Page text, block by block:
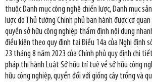
thuộc Danh mục công nghệ chiến lược, Danh mục
lược do Thủ tướng Chính phủ ban hành được cơ
quyền sở hữu công nghiệp thẩm định nội dung
điều kiện theo quy định tại Điều 14a của Nghị định
23 tháng 8 năm 2023 của Chính phủ quy định chi
pháp thi hành Luật Sở hữu trí tuệ về sở hữu công
hữu công nghiệp, quyền đối với giống cây trồng và